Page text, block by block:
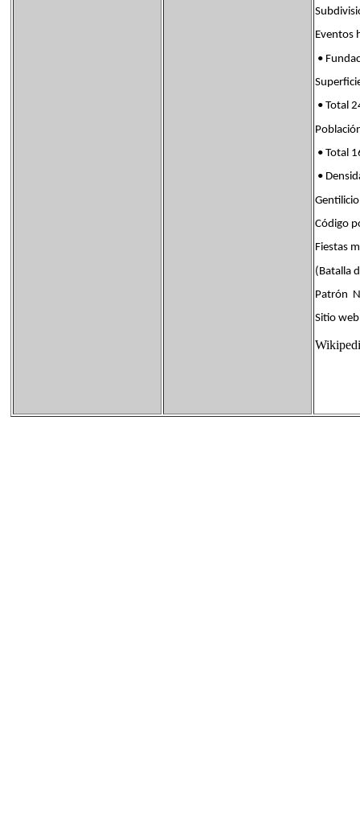
•
• Total
• Total
•
Código
(Batalla
Patrón
Sitio